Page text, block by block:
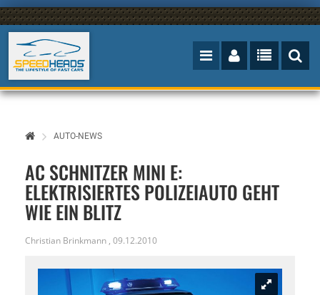
AUTO-NEWS
AC SCHNITZER MINI E:
ELEKTRISIERTES POLIZEIAUTO GEHT
WIE EIN BLITZ
Christian Brinkmann , 09.12.2010